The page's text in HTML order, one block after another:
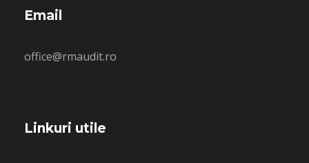
Email
office@rmaudit.ro
Linkuri utile